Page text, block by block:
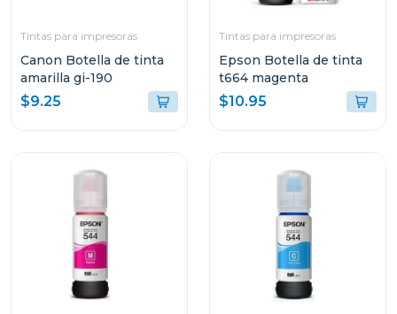
Tintas para impresoras
Canon Botella de tinta
amarilla gi-190
$9.25
Tintas para impresoras
Epson Botella de tinta
t664 magenta
$10.95